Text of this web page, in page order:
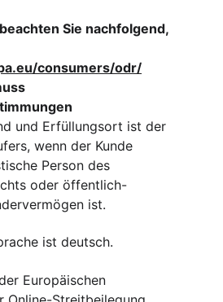
Sie nachfolgend,
consumers/odr/
und Erfüllungsort ist der
wenn der Kunde
Person des
oder öffentlich-
ist.
ist deutsch.
Europäischen